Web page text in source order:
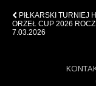
PIŁKARSKI TURNIEJ
ORZEŁ CUP 2026
7.03.2026